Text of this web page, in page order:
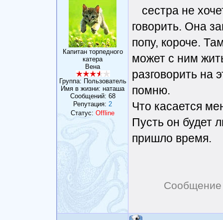
Капитан торпедного
катера
Вена
Группа: Пользователь
Имя в жизни: наташа
Сообщений: 68
Репутация: 2
Статус: Offline
сестра не
говорить. Она
попу, короче.
может с ним
разговорить на
помню.
Что касается
Пусть он будет
пришло время.
Сообщение